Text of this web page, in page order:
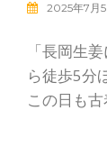
2025年7月5
「長岡生
ら徒歩5分
この日も